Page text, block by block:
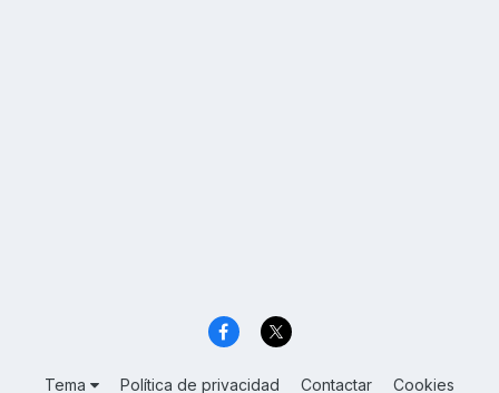
Tema Política de privacidad Contactar Cookies